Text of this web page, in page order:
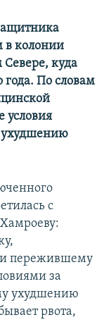
в колонии
куда
года. По словам
условия
ухудшению
с
пережившему
за
ухудшению
рвота,